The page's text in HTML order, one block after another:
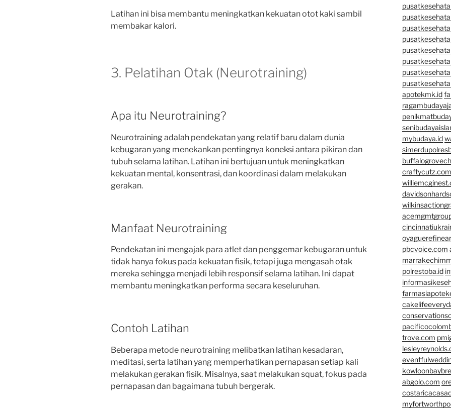
Latihan ini bisa membantu meningkatkan kekuatan otot kaki sambil
membakar kalori.
3. Pelatihan Otak (Neurotraining)
Apa itu Neurotraining?
Neurotraining adalah pendekatan yang relatif baru dalam dunia
kebugaran yang menekankan pentingnya koneksi antara pikiran dan
tubuh selama latihan. Latihan ini bertujuan untuk meningkatkan
kekuatan mental, konsentrasi, dan koordinasi dalam melakukan
gerakan.
Manfaat Neurotraining
Pendekatan ini mengajak para atlet dan penggemar kebugaran untuk
tidak hanya fokus pada kekuatan fisik, tetapi juga mengasah otak
mereka sehingga menjadi lebih responsif selama latihan. Ini dapat
membantu meningkatkan performa secara keseluruhan.
Contoh Latihan
Beberapa metode neurotraining melibatkan latihan kesadaran,
meditasi, serta latihan yang memperhatikan pernapasan setiap kali
melakukan gerakan fisik. Misalnya, saat melakukan squat, fokus pada
pernapasan dan bagaimana tubuh bergerak.
apotekmk.id
mybudaya.id
craftycutz.com
pbcvoice.com
polrestoba.id
trove.com
abgolo.com